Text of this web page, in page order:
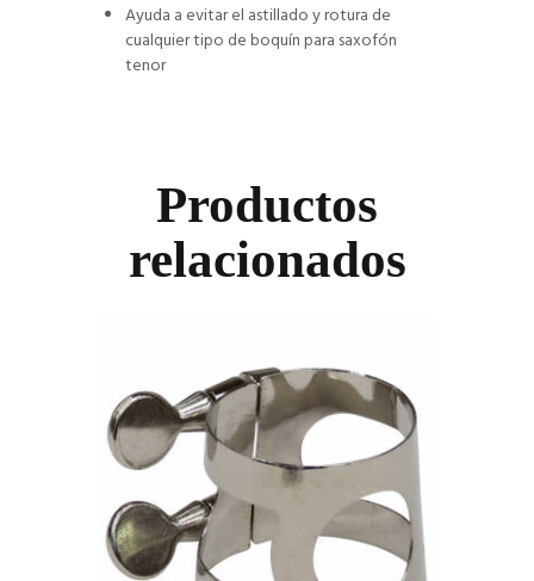
Ayuda a evitar el astillado y rotura de
cualquier tipo de boquín para saxofón
tenor
Productos
relacionados